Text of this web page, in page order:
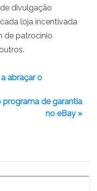
divulgação
loja incentivada
de patrocínio
abraçar o
programa de garantia
no eBay »